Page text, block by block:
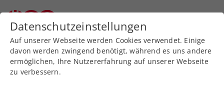
Zurück zur Newsübersicht
Kids & Jugend
Datenschutzeinstellungen
Auf unserer Webseite werden Cookies verwendet. Einige
davon werden zwingend benötigt, während es uns andere
ermöglichen, Ihre Nutzererfahrung auf unserer Webseite
zu verbessern.